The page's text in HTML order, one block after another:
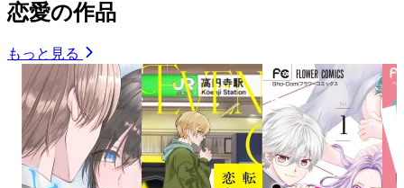
恋愛の作品
もっと見る